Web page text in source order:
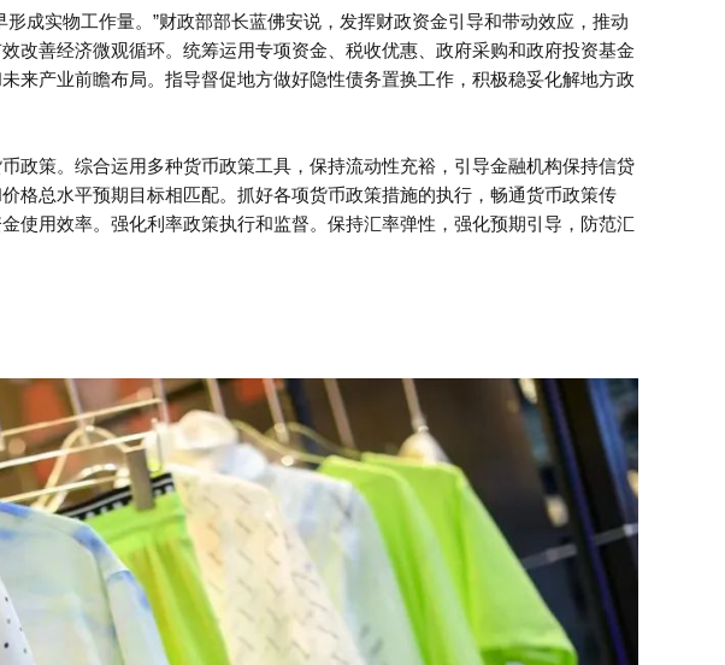
成实物工作量。”财政部部长蓝佛安说，发挥财政资金引导和带动效应，推动
改善经济微观循环。统筹运用专项资金、税收优惠、政府采购和政府投资基金
来产业前瞻布局。指导督促地方做好隐性债务置换工作，积极稳妥化解地方政
政策。综合运用多种货币政策工具，保持流动性充裕，引导金融机构保持信贷
格总水平预期目标相匹配。抓好各项货币政策措施的执行，畅通货币政策传
使用效率。强化利率政策执行和监督。保持汇率弹性，强化预期引导，防范汇